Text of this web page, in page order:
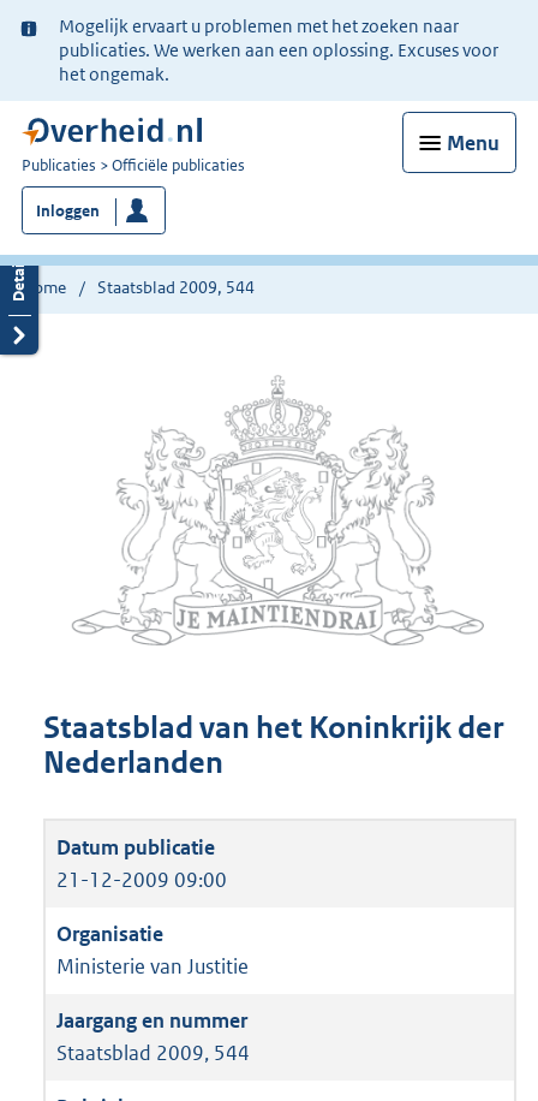
Ter
informatie:
Mogelijk ervaart u problemen met het zoeken naar
publicaties. We werken aan een oplossing. Excuses voor
het ongemak.
Menu
U
bent
nu
hier:
Publicaties Officiële publicaties
Inloggen
Home Staatsblad 2009, 544
Staatsblad van het Koninkrijk der
Nederlanden
21-12-2009 09:00
Ministerie van Justitie
Staatsblad 2009, 544